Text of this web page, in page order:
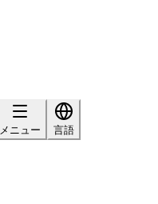
メニュー
言語